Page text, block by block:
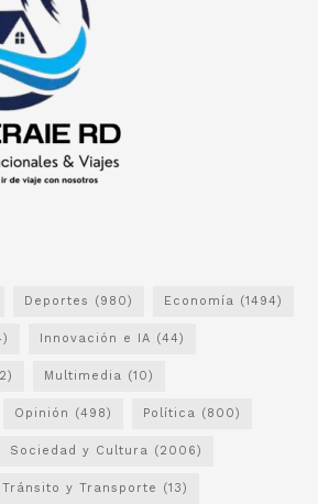
Deportes (980) Economía (1494)
Innovación e IA (44)
Multimedia (10)
Opinión (498) Política (800)
Sociedad y Cultura (2006)
Tránsito y Transporte (13)